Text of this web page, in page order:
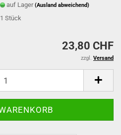
auf Lager(Ausland abweichend)
1Stück
23,80 CHF
zzgl. Versand